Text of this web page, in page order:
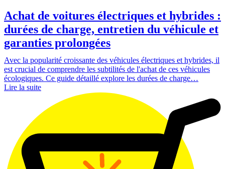
Achat de voitures électriques et hybrides :
durées de charge, entretien du véhicule et
garanties prolongées
Avec la popularité croissante des véhicules électriques et hybrides, il
est crucial de comprendre les subtilités de l'achat de ces véhicules
écologiques. Ce guide détaillé explore les durées de charge…
Lire la suite